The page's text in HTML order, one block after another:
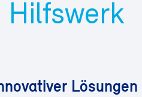
Hilfswerk